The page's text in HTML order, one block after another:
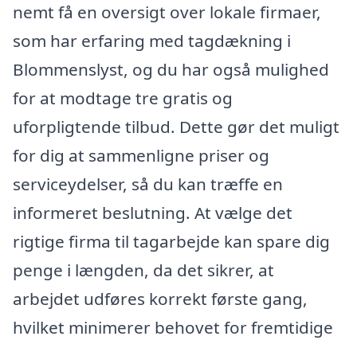
nemt få en oversigt over lokale firmaer,
som har erfaring med tagdækning i
Blommenslyst, og du har også mulighed
for at modtage tre gratis og
uforpligtende tilbud. Dette gør det muligt
for dig at sammenligne priser og
serviceydelser, så du kan træffe en
informeret beslutning. At vælge det
rigtige firma til tagarbejde kan spare dig
penge i længden, da det sikrer, at
arbejdet udføres korrekt første gang,
hvilket minimerer behovet for fremtidige